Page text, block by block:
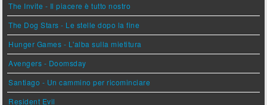
The Invite - Il piacere è tutto nostro
The Dog Stars - Le stelle dopo la fine
Hunger Games - L'alba sulla mietitura
Avengers - Doomsday
Santiago - Un cammino per ricominciare
Resident Evil